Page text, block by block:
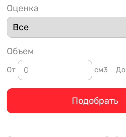
Оценка
Объем
От см3 До
Подобрать